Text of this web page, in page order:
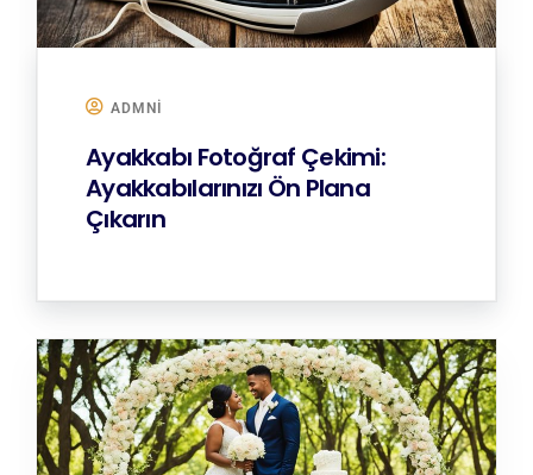
ADMNI
Ayakkabı Fotoğraf Çekimi:
Ayakkabılarınızı Ön Plana
Çıkarın